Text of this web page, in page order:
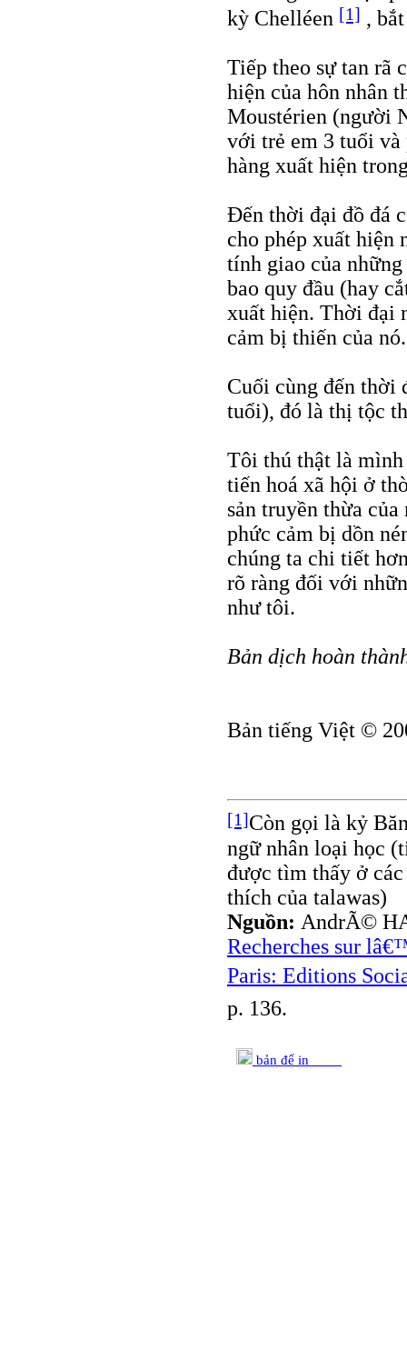
kỳ Chelléen [1] ,
Tiếp theo sự tan rã
hiện của hôn nhân
Moustérien (người
với trẻ em 3 tuổi và
hàng xuất hiện
Đến thời đại đồ đá
cho phép xuất hiện
tính giao của
bao quy đầu (hay
xuất hiện. Thời đại
cảm bị thiến của nó.
Cuối cùng đến thời
tuổi), đó là thị tộc
Tôi thú thật là mình
tiến hoá xã hội ở
sản truyền thừa
phức cảm bị dồn
chúng ta chi tiết
rõ ràng đối với
như tôi.
Bản dịch hoàn
Bản tiếng Việt ©
[1]Còn gọi là kỷ
ngữ nhân loại học
được tìm thấy ở
thích của talawas)
Nguồn: AndrÃ©
Recherches sur
Paris: Editions
p. 136.
bản để in